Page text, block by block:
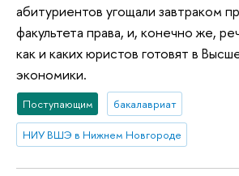
абитуриентов угощали завтраком
факультета права, и, конечно же,
как и каких юристов готовят в
экономики.
Поступающим бакалавриат
НИУ ВШЭ в Нижнем Новгороде